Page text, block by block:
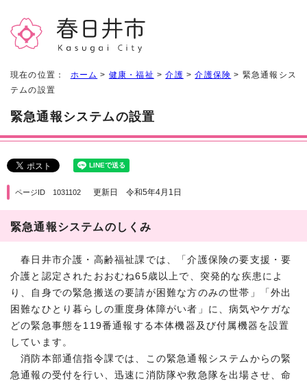
現在の位置： ホーム > 健康・福祉 >介護 >介護保険 > 緊急通報シス
テムの設置
緊急通報システムの設置
ページID 1031102 更新日 令和5年4月1日
緊急通報システムのしくみ
春日井市介護・高齢福祉課では、「介護保険の要支援・要
介護と認定されたおおむね65歳以上で、突発的な疾患によ
り、自身での緊急搬送の要請が困難な方のみの世帯」「外出
困難なひとり暮らしの重度身体障がい者」に、病気やケガな
どの緊急事態を119番通報する本体機器及び付属機器を設置
しています。
消防本部通信指令課では、この緊急通報システムからの緊
急通報の受付を行い、迅速に消防隊や救急隊を出場させ、命